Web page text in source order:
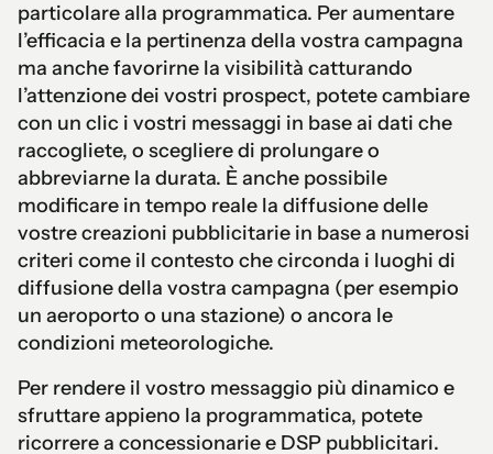
particolare alla programmatica. Per aumentare
l’efficacia e la pertinenza della vostra campagna
ma anche favorirne la visibilità catturando
l’attenzione dei vostri prospect, potete cambiare
con un clic i vostri messaggi in base ai dati che
raccogliete, o scegliere di prolungare o
abbreviarne la durata. È anche possibile
modificare in tempo reale la diffusione delle
vostre creazioni pubblicitarie in base a numerosi
criteri come il contesto che circonda i luoghi di
diffusione della vostra campagna (per esempio
un aeroporto o una stazione) o ancora le
condizioni meteorologiche.
Per rendere il vostro messaggio più dinamico e
sfruttare appieno la programmatica, potete
ricorrere a concessionarie e DSP pubblicitari.